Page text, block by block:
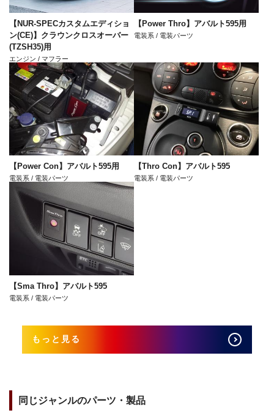
【NUR-SPECカスタムエディショ
ン(CE)】クラウンクロスオーバー
(TZSH35)用
エンジン / マフラー
【Power Thro】アバルト595用
電装系 / 電装パーツ
【Power Con】アバルト595用
電装系 / 電装パーツ
【Thro Con】アバルト595
電装系 / 電装パーツ
【Sma Thro】アバルト595
電装系 / 電装パーツ
もっと見る
同じジャンルのパーツ・製品